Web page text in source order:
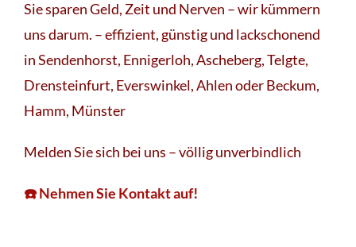
Sie sparen Geld, Zeit und Nerven – wir kümmern
uns darum. – effizient, günstig und lackschonend
in Sendenhorst, Ennigerloh, Ascheberg, Telgte,
Drensteinfurt, Everswinkel, Ahlen oder Beckum,
Hamm, Münster
Melden Sie sich bei uns – völlig unverbindlich
☎️ Nehmen Sie Kontakt auf!